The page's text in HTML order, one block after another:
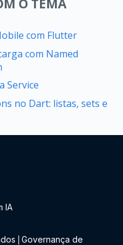
O TEMA
com Flutter
com Named
Service
no Dart: listas, sets e
IA
Governança de